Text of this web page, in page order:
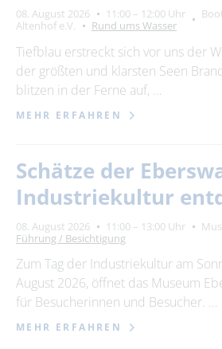
08. August 2026 11:00 – 12:00 Uhr
Altenhof e.V.
Rund ums Wasser
Tiefblau erstreckt sich vor uns der
der größten und klarsten Seen
blitzen in der Ferne auf, …
MEHR ERFAHREN
Schätze der
Industriekultur
08. August 2026 11:00 – 13:00 Uhr
Führung / Besichtigung
Zum Tag der Industriekultur am
August 2026, öffnet das Museum
für Besucherinnen und Besucher. …
MEHR ERFAHREN